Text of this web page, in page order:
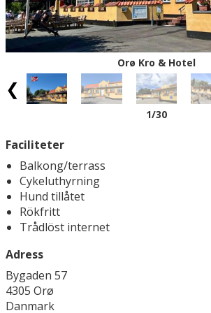
vikingahistoria verkligen tävlar om att
Sagnlandet Lejre (29 km) och Roskilde
är bara några av traktens största
kan ni passa på att besöka
Frederiksborgs slott (46 km) eller det
slott (72 km). Skulle ni få lust till en
Köpenhamn är det också fullt möjligt
höjdpunkter som Nyhavn och Tivoli i
huvudstaden på cirka en timme (67 km).
Orø Kro & Hotel
1/30
Faciliteter
Balkong/terrass
Cykeluthyrning
Hund tillåtet
Rökfritt
Trådlöst internet
Adress
Bygaden 57
4305 Orø
Danmark